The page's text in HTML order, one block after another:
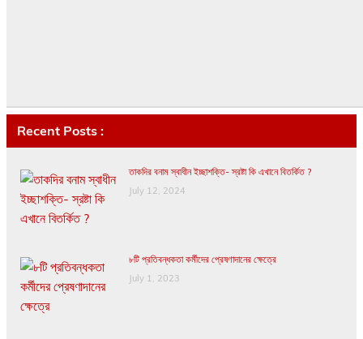
Recent Posts :
তাকদির বনাম স্বাধীন ইচ্ছাশক্তি- স্রষ্টা কি এখানে বিতর্কিত ?
July 12, 2024
৮টি প্রতিবন্ধকতা কর্মীদের প্রেষণাদানের ক্ষেত্রে
July 1, 2023